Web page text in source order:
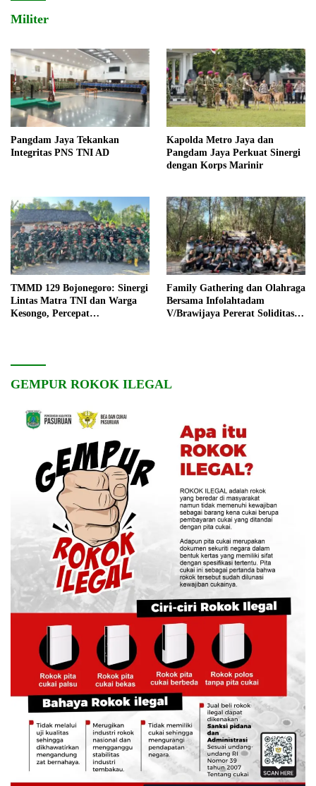
Militer
Pangdam Jaya Tekankan
Integritas PNS TNI AD
Kapolda Metro Jaya dan
Pangdam Jaya Perkuat Sinergi
dengan Korps Marinir
TMMD 129 Bojonegoro: Sinergi
Lintas Matra TNI dan Warga
Kesongo, Percepat
Family Gathering dan Olahraga
Bersama Infolahtadam
V/Brawijaya Pererat Soliditas
GEMPUR ROKOK ILEGAL